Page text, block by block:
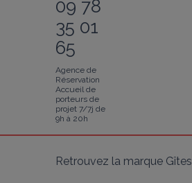
09 78
35 01
65
Agence de
Réservation
Accueil de
porteurs de
projet 7/7j de
9h à 20h
Retrouvez la marque